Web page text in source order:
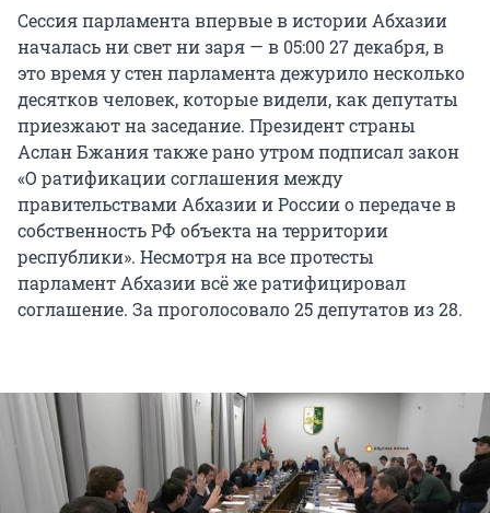
Сессия парламента впервые в истории Абхазии
началась ни свет ни заря — в 05:00 27 декабря, в
это время у стен парламента дежурило несколько
десятков человек, которые видели, как депутаты
приезжают на заседание. Президент страны
Аслан Бжания также рано утром подписал закон
«О ратификации соглашения между
правительствами Абхазии и России о передаче в
собственность РФ объекта на территории
республики». Несмотря на все протесты
парламент Абхазии всё же ратифицировал
соглашение. За проголосовало 25 депутатов из 28.